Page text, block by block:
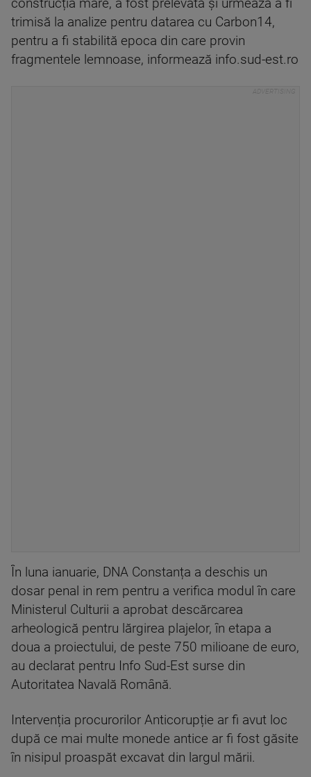
construcția mare, a fost prelevată și urmează a fi
trimisă la analize pentru datarea cu Carbon14,
pentru a fi stabilită epoca din care provin
fragmentele lemnoase, informează info.sud-est.ro
În luna ianuarie, DNA Constanța a deschis un
dosar penal in rem pentru a verifica modul în care
Ministerul Culturii a aprobat descărcarea
arheologică pentru lărgirea plajelor, în etapa a
doua a proiectului, de peste 750 milioane de euro,
au declarat pentru Info Sud-Est surse din
Autoritatea Navală Română.
Intervenția procurorilor Anticorupție ar fi avut loc
după ce mai multe monede antice ar fi fost găsite
în nisipul proaspăt excavat din largul mării.